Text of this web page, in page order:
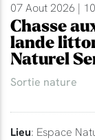
07 Aout 2026 |
Chasse
lande
Naturel
Sortie nature
Lieu: Espace